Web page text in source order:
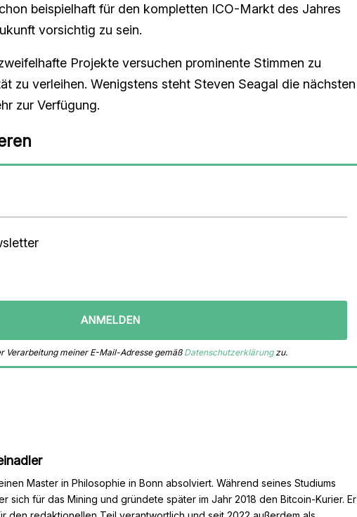
beispielhaft für den kompletten ICO-Markt des Jahres
vorsichtig zu sein.
Projekte versuchen prominente Stimmen zu
zu verleihen. Wenigstens steht Steven Seagal die nächsten
zur Verfügung.
Verarbeitung meiner E-Mail-Adresse gemäß Datenschutzerklärungzu.
Master in Philosophie in Bonn absolviert. Während seines Studiums
sich für das Mining und gründete später im Jahr 2018 den Bitcoin-Kurier. Er